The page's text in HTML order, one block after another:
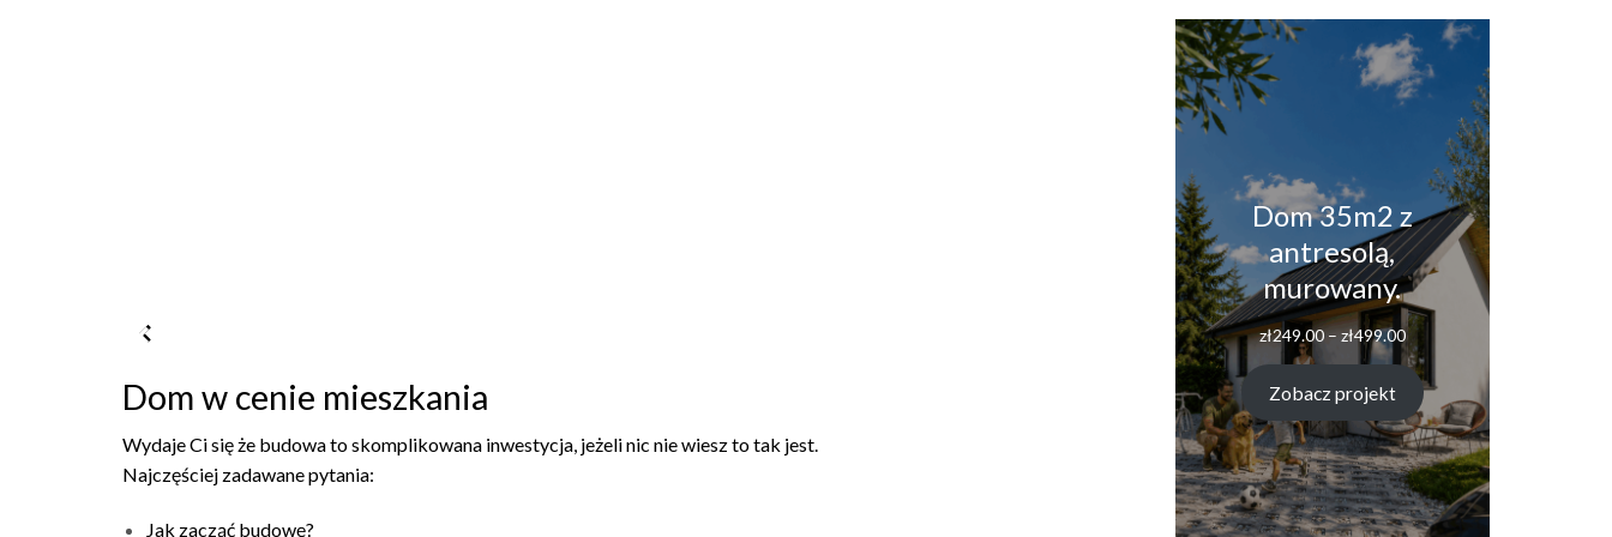
Dom w cenie mieszkania
Wydaje Ci się że budowa to skomplikowana inwestycja, jeżeli nic nie wiesz to tak jest.
Najczęściej zadawane pytania:
Jak zacząć budowę?
Dom 35m2 z
antresolą,
murowany.
zł249.00 –zł499.00Zakres
cen:
od
zł249.00
do
zł499.00
Zobacz projekt